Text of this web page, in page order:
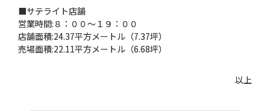
■サテライト店舗
営業時間:８：００〜１９：００
店舗面積:24.37平方メートル（7.37坪）
売場面積:22.11平方メートル（6.68坪）
以上